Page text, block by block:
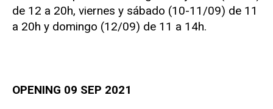
de 12 a 20h, viernes y sábado (10-11/09) de 11
a 20h y domingo (12/09) de 11 a 14h.
OPENING 09 SEP 2021